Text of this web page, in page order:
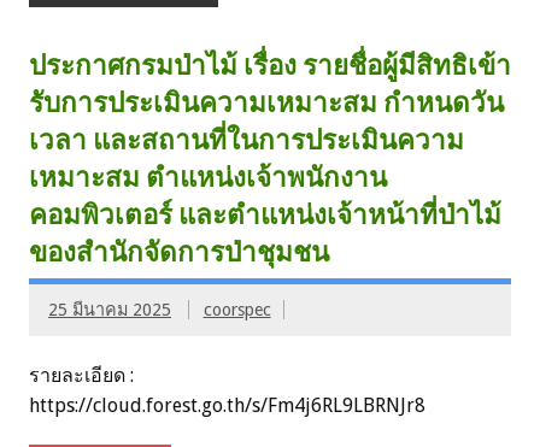
ประกาศกรมป่าไม้ เรื่อง รายชื่อผู้มีสิทธิเข้า
รับการประเมินความเหมาะสม กำหนดวัน
เวลา และสถานที่ในการประเมินความ
เหมาะสม ตำแหน่งเจ้าพนักงาน
คอมพิวเตอร์ และตำแหน่งเจ้าหน้าที่ป่าไม้
ของสำนักจัดการป่าชุมชน
25 มีนาคม 2025 coorspec
รายละเอียด :
https://cloud.forest.go.th/s/Fm4j6RL9LBRNJr8